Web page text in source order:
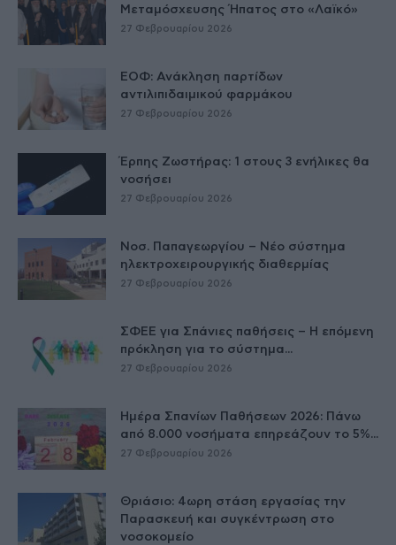
Μεταμόσχευσης Ήπατος στο «Λαϊκό»
27 Φεβρουαρίου 2026
ΕΟΦ: Ανάκληση παρτίδων
αντιλιπιδαιμικού φαρμάκου
27 Φεβρουαρίου 2026
Έρπης Ζωστήρας: 1 στους 3 ενήλικες θα
νοσήσει
27 Φεβρουαρίου 2026
Νοσ. Παπαγεωργίου – Νέο σύστημα
ηλεκτροχειρουργικής διαθερμίας
27 Φεβρουαρίου 2026
ΣΦΕΕ για Σπάνιες παθήσεις – Η επόμενη
πρόκληση για το σύστημα...
27 Φεβρουαρίου 2026
Ημέρα Σπανίων Παθήσεων 2026: Πάνω
από 8.000 νοσήματα επηρεάζουν το 5%...
27 Φεβρουαρίου 2026
Θριάσιο: 4ωρη στάση εργασίας την
Παρασκευή και συγκέντρωση στο
νοσοκομείο